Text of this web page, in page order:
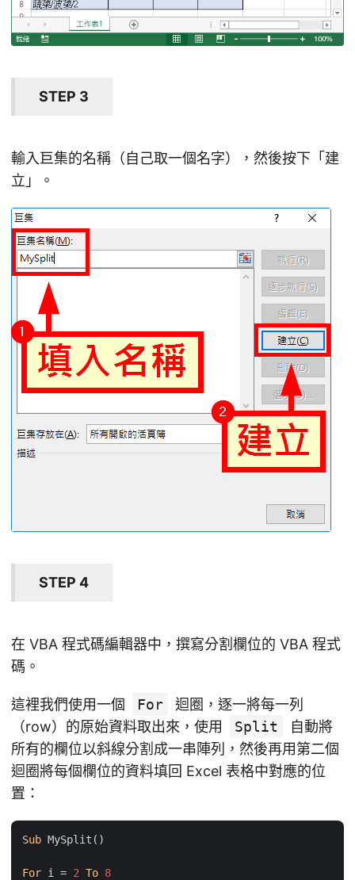
STEP 3
輸入巨集的名稱（自己取一個名字），然後按下「建
立」。
STEP 4
在 VBA 程式碼編輯器中，撰寫分割欄位的 VBA 程式
碼。
這裡我們使用一個 For
迴圈，逐一將每一列
（row）的原始資料取出來，使用
Split
自動將
所有的欄位以斜線分割成一串陣列，然後再用第二個
迴圈將每個欄位的資料填回 Excel 表格中對應的位
置：
Sub MySplit()
For i = 2 To 8